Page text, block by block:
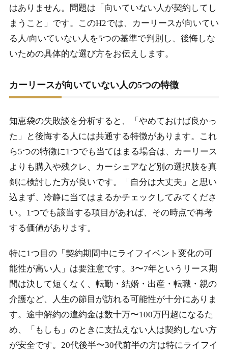
はありません。問題は「向いていない人が契約してし
まうこと」です。このH2では、カーリースが向いてい
る人/向いていない人を5つの基準で判別し、後悔しな
いための具体的な選び方をお伝えします。
カーリースが向いていない人の5つの特徴
知恵袋の失敗談を分析すると、「やめておけば良かっ
た」と後悔する人には共通する特徴があります。これ
ら5つの特徴に1つでも当てはまる場合は、カーリース
よりも購入や残クレ、カーシェアなど別の選択肢を真
剣に検討した方が良いです。「自分は大丈夫」と思い
込まず、冷静に当てはまるかチェックしてみてくださ
い。1つでも該当する項目があれば、その時点で再考
する価値があります。
特に1つ目の「契約期間中にライフイベント変化の可
能性が高い人」は要注意です。3〜7年というリース期
間は決して短くなく、転勤・結婚・出産・転職・親の
介護など、人生の節目が訪れる可能性が十分にありま
す。途中解約の違約金は数十万〜100万円超になるた
め、「もしも」のときに支払えない人は契約しない方
が安全です。20代後半〜30代前半の方は特にライフイ